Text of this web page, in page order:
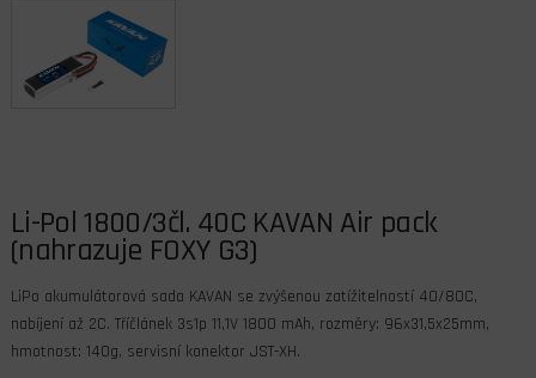
Li-Pol 1800/3čl. 40C KAVAN Air pack
(nahrazuje FOXY G3)
LiPo akumulátorová sada KAVAN se zvýšenou zatížitelností 40/80C,
nabíjení až 2C. Tříčlánek 3s1p 11,1V 1800 mAh, rozměry: 96x31,5x25mm,
hmotnost: 140g, servisní konektor JST-XH.